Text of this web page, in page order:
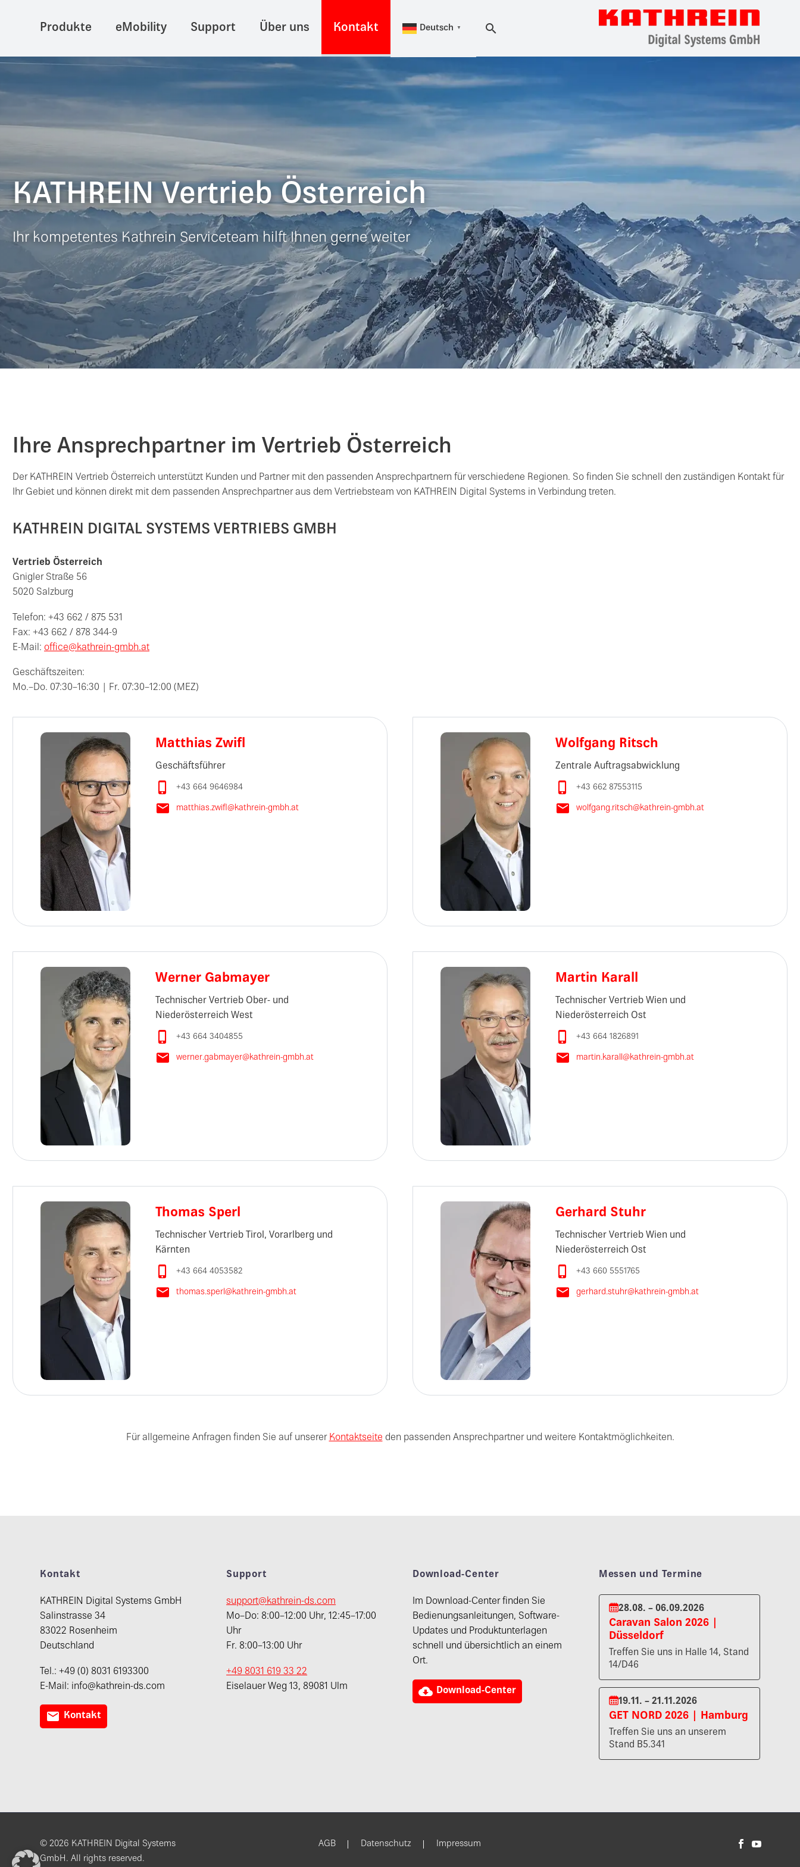
Produkte eMobility Support Über uns Kontakt Deutsch ▼
KATHREIN Vertrieb Österreich
Ihr kompetentes Kathrein Serviceteam hilft Ihnen gerne weiter
Ihre Ansprechpartner im Vertrieb Österreich
Der KATHREIN Vertrieb Österreich unterstützt Kunden und Partner mit den passenden Ansprechpartnern für verschiedene Regionen. So finden Sie schnell den zuständigen Kontakt für
Ihr Gebiet und können direkt mit dem passenden Ansprechpartner aus dem Vertriebsteam von KATHREIN Digital Systems in Verbindung treten.
KATHREIN DIGITAL SYSTEMS VERTRIEBS GMBH
Vertrieb Österreich
Gnigler Straße 56
5020 Salzburg
Telefon: +43 662 / 875 531
Fax: +43 662 / 878 344-9
E-Mail: office@kathrein-gmbh.at
Geschäftszeiten:
Mo.–Do. 07:30–16:30 | Fr. 07:30–12:00 (MEZ)
Matthias Zwifl
Geschäftsführer
 +43 664 9646984
 matthias.zwifl@kathrein-gmbh.at
Wolfgang Ritsch
Zentrale Auftragsabwicklung
 +43 662 87553115
 wolfgang.ritsch@kathrein-gmbh.at
Werner Gabmayer
Technischer Vertrieb Ober- und
Niederösterreich West
 +43 664 3404855
 werner.gabmayer@kathrein-gmbh.at
Martin Karall
Technischer Vertrieb Wien und
Niederösterreich Ost
 +43 664 1826891
 martin.karall@kathrein-gmbh.at
Thomas Sperl
Technischer Vertrieb Tirol, Vorarlberg und
Kärnten
 +43 664 4053582
 thomas.sperl@kathrein-gmbh.at
Gerhard Stuhr
Technischer Vertrieb Wien und
Niederösterreich Ost
 +43 660 5551765
 gerhard.stuhr@kathrein-gmbh.at
Für allgemeine Anfragen finden Sie auf unserer Kontaktseite den passenden Ansprechpartner und weitere Kontaktmöglichkeiten.
Kontakt
KATHREIN Digital Systems GmbH
Salinstrasse 34
83022 Rosenheim
Deutschland
Tel.: +49 (0) 8031 6193300
E-Mail: info@kathrein-ds.com
 Kontakt
Support
support@kathrein-ds.com
Mo–Do: 8:00–12:00 Uhr, 12:45–17:00
Uhr
Fr. 8:00–13:00 Uhr
+49 8031 619 33 22
Eiselauer Weg 13, 89081 Ulm
Download-Center
Im Download-Center finden Sie
Bedienungsanleitungen, Software-
Updates und Produktunterlagen
schnell und übersichtlich an einem
Ort.
 Download-Center
Messen und Termine
28.08. – 06.09.2026
Caravan Salon 2026 |
Düsseldorf
Treffen Sie uns in Halle 14, Stand
14/D46
19.11. – 21.11.2026
GET NORD 2026 | Hamburg
Treffen Sie uns an unserem
Stand B5.341
AGB Datenschutz Impressum
© 2026 KATHREIN Digital Systems
GmbH. All rights reserved.